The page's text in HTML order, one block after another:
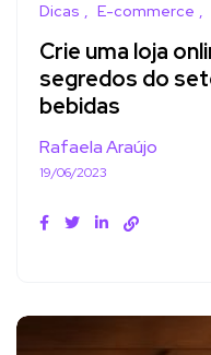
Dicas E-commerce
Crie uma loja
segredos do
bebidas
Rafaela Araújo
19/06/2023